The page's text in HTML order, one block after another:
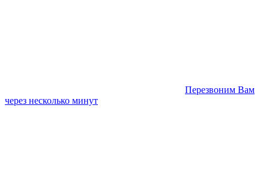
Перезвоним Вам
через несколько минут